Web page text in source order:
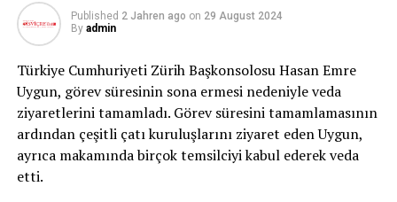
Published 2 Jahren ago on 29 August 2024
By admin
Türkiye Cumhuriyeti Zürih Başkonsolosu Hasan Emre
Uygun, görev süresinin sona ermesi nedeniyle veda
ziyaretlerini tamamladı. Görev süresini tamamlamasının
ardından çeşitli çatı kuruluşlarını ziyaret eden Uygun,
ayrıca makamında birçok temsilciyi kabul ederek veda
etti.